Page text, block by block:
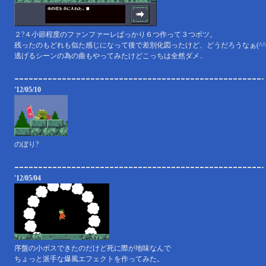
２?４小節程度のファンファーレばっかり６つ作って３つボツ。
残ったのもどれも似た感じになって後で差別化図ったけど、どうだろうなぁ
逃げるシーンの為の曲もやってみたけどこっちは全然ダメ..
'12/05/10
のぼり?
'12/05/04
序盤の小ボスできたのだけど死に際が地味なんで
ちょっと派手な爆風エフェクトを作ってみた。